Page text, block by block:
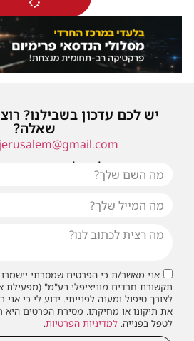
יש לכם עדכון בשבילנו?
שאלה?
או שילחו אלינו פנייה
אני מאשר/ת כי הפרטים שמסרתי
תקשורת חרדים מוניציפלי בע"מ" (מפעילת
לצורך טיפול ומענה לפנייתי. ידוע לי כי
את תיקונו או מחיקתו. מסירת הפרטים היא
לטפל בפנייה. למדיניות הפרטיות.